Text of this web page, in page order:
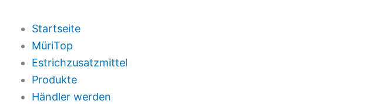
Startseite
MüriTop
Estrichzusatzmittel
Produkte
Händler werden